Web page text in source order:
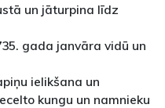
un jāturpina līdz
gada janvāra vidū un
ielikšana un
kungu un namnieku